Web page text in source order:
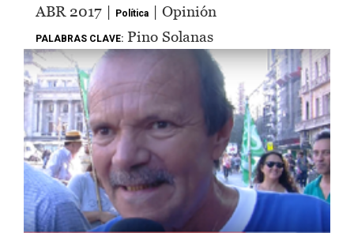
ABR 2017 | Política | Opinión
PALABRAS CLAVE: Pino Solanas